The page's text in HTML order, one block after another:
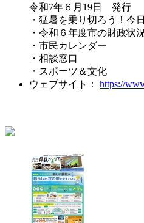
令和7年６月19日 発行
・猛暑を乗り切ろう！今
・令和６年度市の財政状
・市民カレンダー
・相談窓口
・スポーツ＆文化
ウェブサイト： https://